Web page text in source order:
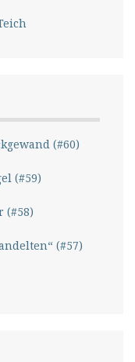
(#60)
(#59)
(#58)
(#57)